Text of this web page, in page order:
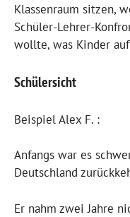
Klassenraum sitzen,
Schüler-Lehrer-
wollte, was Kinder
Schülersicht
Beispiel Alex F. :
Anfangs war es
Deutschland
Er nahm zwei Jahre